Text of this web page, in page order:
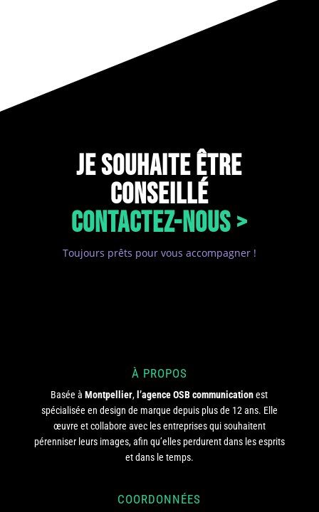
JE SOUHAITE ÊTRE
CONSEILLÉ
CONTACTEZ-NOUS >
Toujours prêts pour vous accompagner !
À PROPOS
Basée àMontpellier, l’agence OSB communicationest
spécialisée en design de marque depuis plus de 12 ans. Elle
œuvre et collabore avec les entreprises qui souhaitent
pérenniser leurs images, afin qu’elles perdurent dans les esprits
et dans le temps.
COORDONNÉES